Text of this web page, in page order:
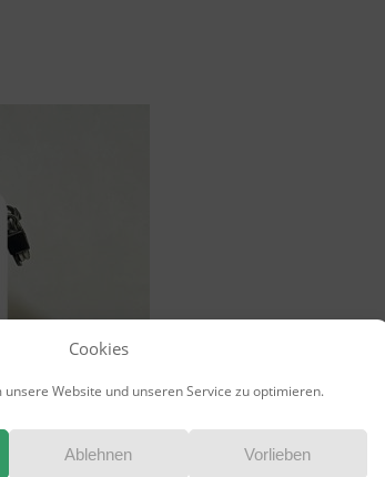
Cookies
Website und unseren Service zu optimieren.
Ablehnen Vorlieben